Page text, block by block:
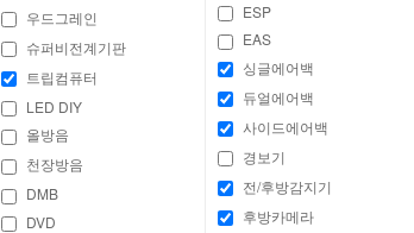
우드그레인
슈퍼비전계기판
트립컴퓨터
LED DIY
올방음
천장방음
DMB
DVD
ESP
EAS
싱글에어백
듀얼에어백
사이드에어백
경보기
전/후방감지기
후방카메라